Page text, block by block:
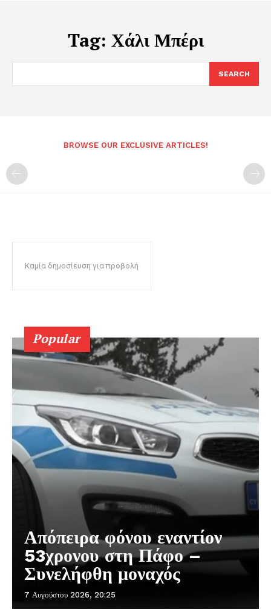
Tag: Χάλι Μπέρι
SEARCH
BROWSE OUR EXCLUSIVE ARTICLES!
Καμία δημοσίευση για προβολή
Popular
Απόπειρα φόνου εναντίον
53χρονου στη Πάφο –
Συνελήφθη μοναχός
7 Αυγούστου 2026, 20:25